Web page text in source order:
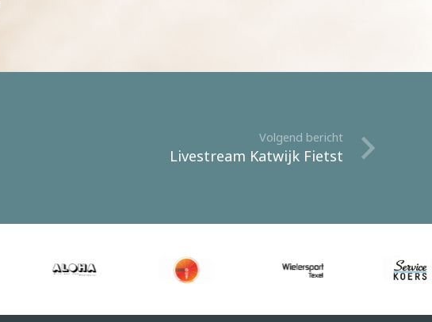
Volgend bericht
Livestream Katwijk Fietst